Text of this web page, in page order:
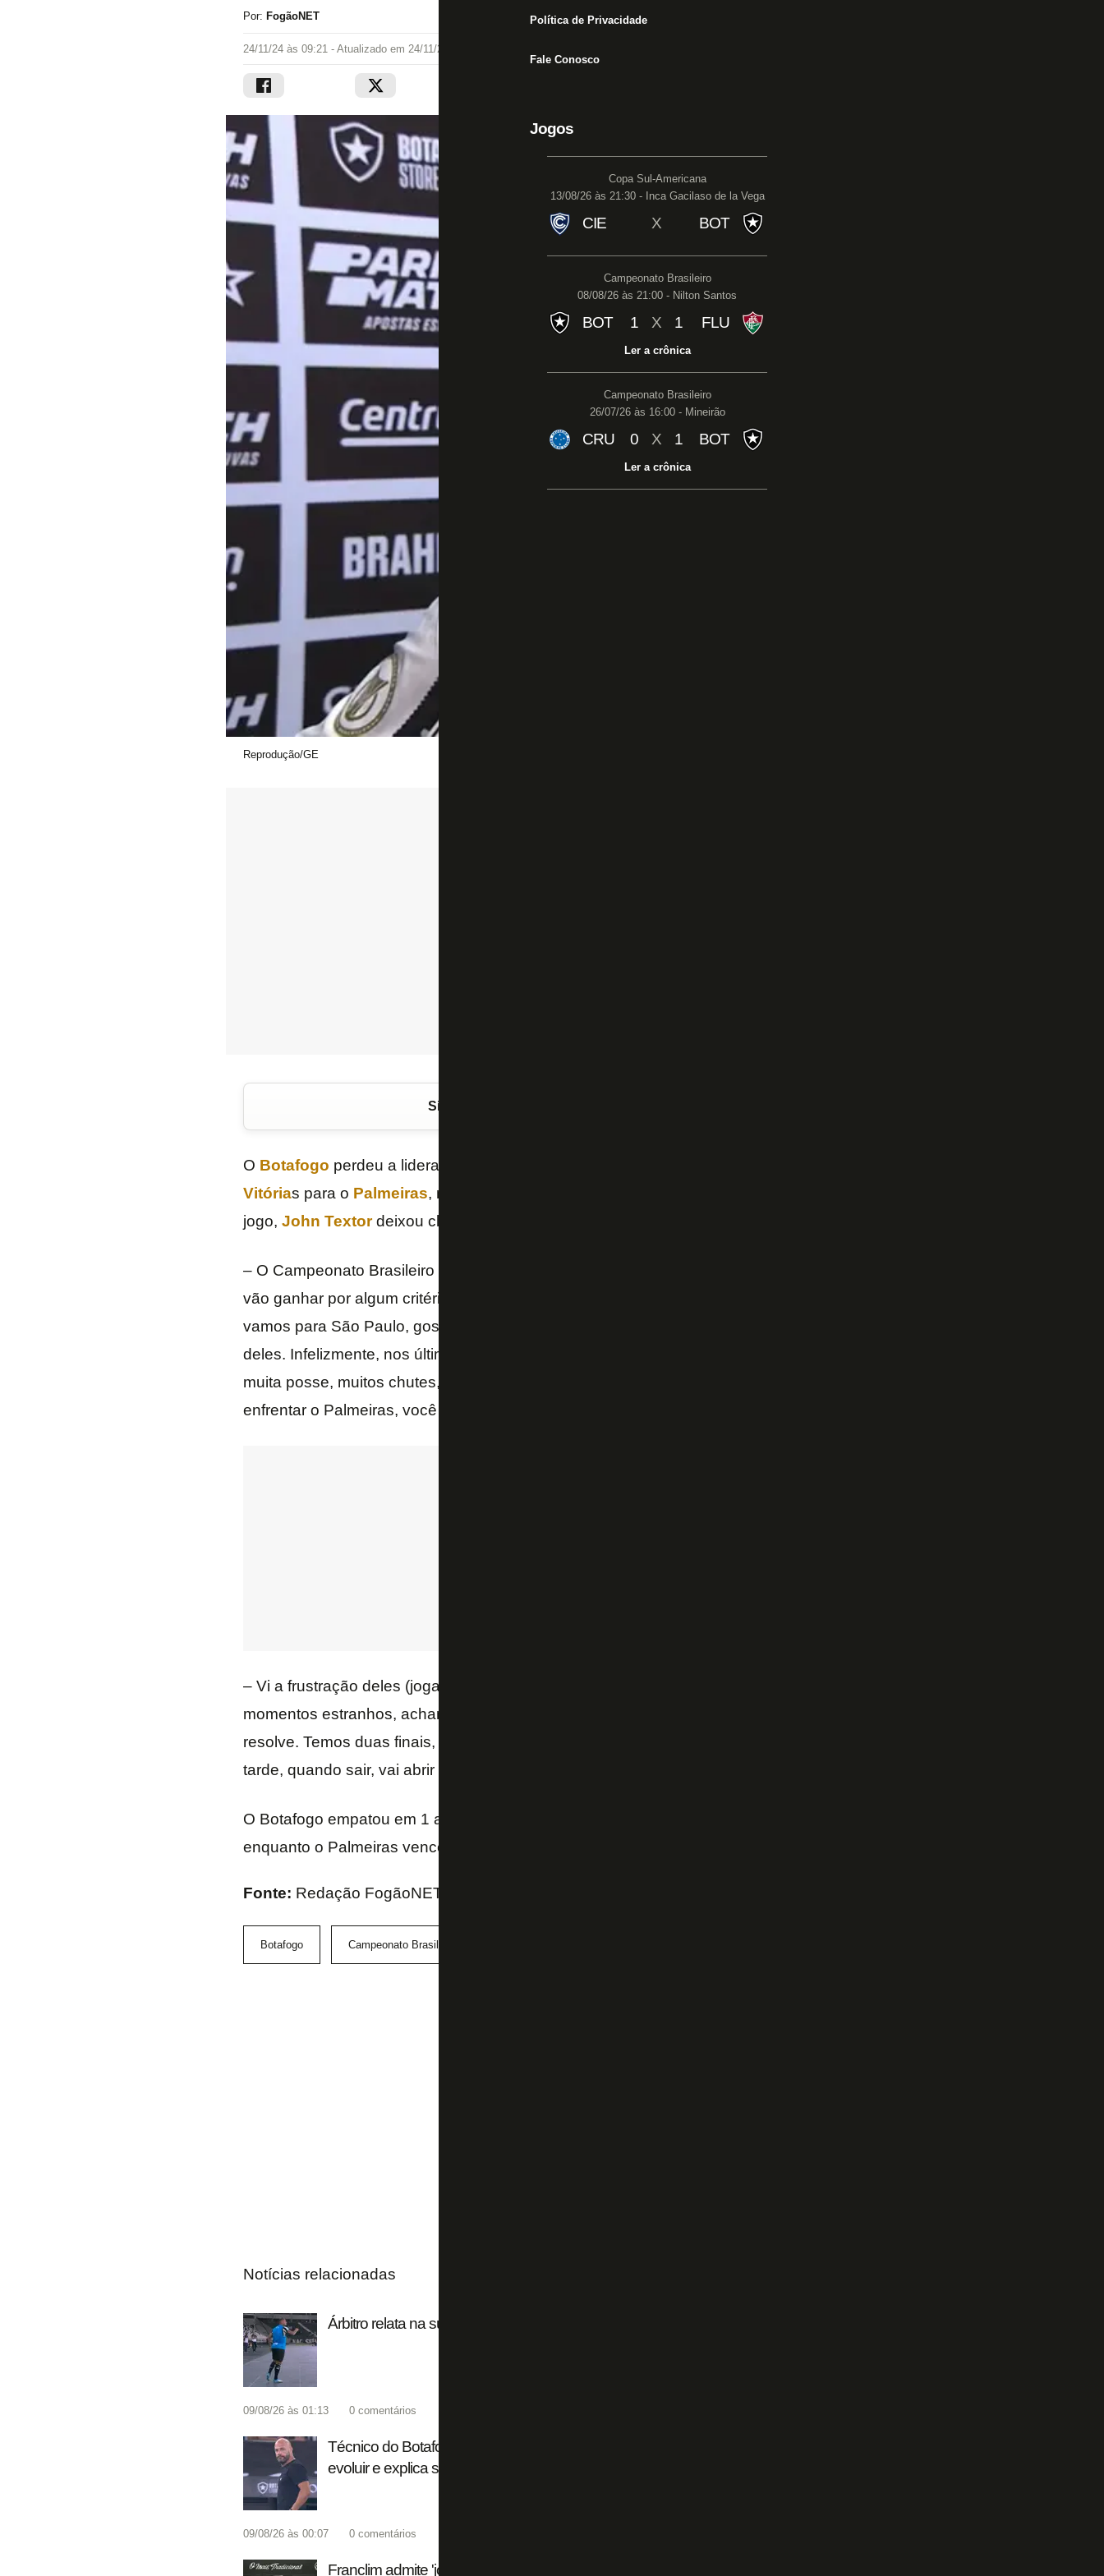
Política de Privacidade
Fale Conosco
Jogos
Copa Sul-Americana
13/08/26 às 21:30 - Inca Gacilaso de la Vega
CIE X BOT
Campeonato Brasileiro
08/08/26 às 21:00 - Nilton Santos
BOT 1 X 1 FLU
Ler a crônica
Campeonato Brasileiro
26/07/26 às 16:00 - Mineirão
CRU 0 X 1 BOT
Ler a crônica
Por: FogãoNET
24/11/24 às 09:21 - Atualizado em 24/11/24 às 09:21
Reprodução/GE
Siga o FogãoNET
O Botafogo perdeu a liderança do
Vitórias para o Palmeiras, mas acredita que pode recuperá-la. Em entrevista após o
jogo, John Textordeixou clara sua confiança.
– O Campeonato Brasileiro é ganho por pontos, não acredito que Botafogo e Palmeiras
vão ganhar por algum critério de desempate. Estamos empatados em 70 pontos,
vamos para São Paulo, gostamos de jogar no estádio deles, vamos bem no estádio
deles. Infelizmente, nos últimos jogos não conseguimos os três pontos, é frustrante,
muita posse, muitos chutes, muita qualidade. Estamos onde estamos. Gostamos de
enfrentar o Palmeiras, você já viu isso – disse John Textor.
– Vi a frustração deles (jogadores) com os resultados. É um jogo de oportunidades,
momentos estranhos, achamos que poderíamos conseguir alguns gols. Mas isso se
resolve. Temos duas finais, o Brasileirão e a Copa Libertadores. O gol vai sair cedo ou
tarde, quando sair, vai abrir a porteira – acredita.
O Botafogo empatou em 1 a 1 com o Vitória no Estádio Nilton Santos neste sábado,
enquanto o Palmeiras venceu o Atlético-GO por 1 a 0.
Fonte: Redação FogãoNET
Botafogo Campeonato Brasileiro
Notícias relacionadas
Árbitro relata na súmula o que ouviu para expulsar Marçal em Botafogo x Fluminense
09/08/26 às 01:13 0 comentários
Técnico do Botafogo vê Montoro abaixo dos dois jogos anteriores, cita pontos para
evoluir e explica substituição: ‘Estava morto’
09/08/26 às 00:07 0 comentários
Franclim admite 'jogo pobre' em Botafogo 1 x 1 Fluminense: 'Estivemos abaixo.